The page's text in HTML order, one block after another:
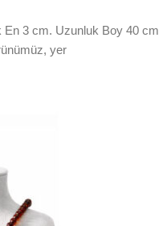
En 3 cm. Uzunluk Boy 40 cm
yer